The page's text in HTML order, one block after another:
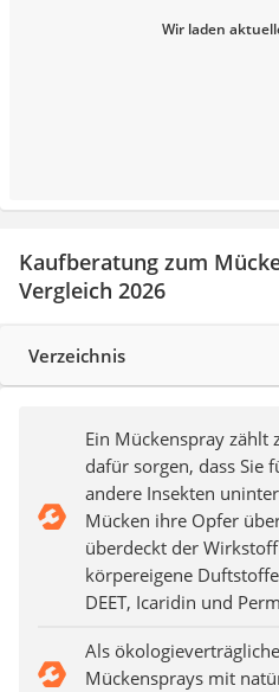
Wir laden
Kaufberatung zum
Vergleich 2026
Verzeichnis
Ein Mückenspray zählt
dafür sorgen, dass Sie
andere Insekten
Mücken ihre Opfer
überdeckt der
körpereigene
DEET, Icaridin und
Als
Mückensprays mit